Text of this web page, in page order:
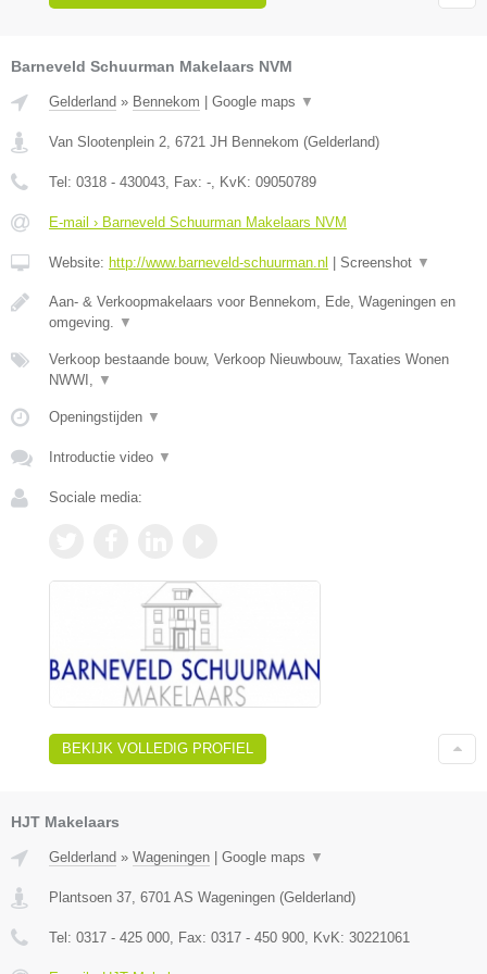
Barneveld Schuurman Makelaars NVM
Gelderland » Bennekom | Google maps ▼
Van Slootenplein 2 6721 JH Bennekom (Gelderland)
Tel: 0318 - 430043 , Fax: - , KvK: 09050789
E-mail › Barneveld Schuurman Makelaars NVM
Website: http://www.barneveld-schuurman.nl | Screenshot ▼
Aan- & Verkoopmakelaars voor Bennekom, Ede, Wageningen en
omgeving.
▼
Verkoop bestaande bouw, Verkoop Nieuwbouw, Taxaties Wonen
NWWI,
▼
Openingstijden ▼
Introductie video ▼
Sociale media:
BEKIJK VOLLEDIG PROFIEL
HJT Makelaars
Gelderland » Wageningen | Google maps ▼
Plantsoen 37 6701 AS Wageningen (Gelderland)
Tel: 0317 - 425 000 , Fax: 0317 - 450 900 , KvK: 30221061